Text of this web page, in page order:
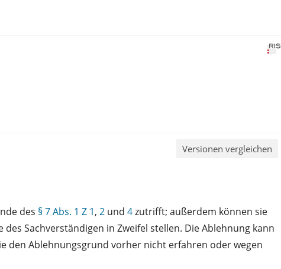
Versionen vergleichen
des § 7 Abs. 1 Z 1, 2 und 4zutrifft; außerdem können sie
Sachverständigen in Zweifel stellen. Die Ablehnung kann
den Ablehnungsgrund vorher nicht erfahren oder wegen